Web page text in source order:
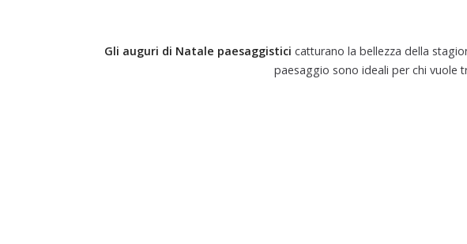
Gli auguri di Natale paesaggistici catturano la bellezza della
paesaggio sono ideali per chi vuole